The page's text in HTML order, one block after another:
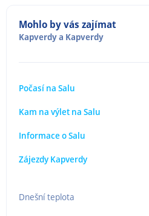
Mohlo by vás zajímat
Kapverdya Kapverdy
Počasí na Salu
Kam na výlet na Salu
Informace o Salu
Zájezdy Kapverdy
Dnešní teplota